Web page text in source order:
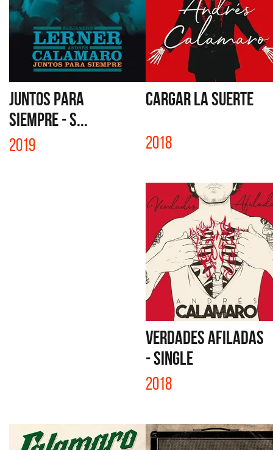
JUNTOS PARA
SIEMPRE - S...
2019
CARGAR LA SUERTE
2018
VERDADES AFILADAS
- SINGLE
2018